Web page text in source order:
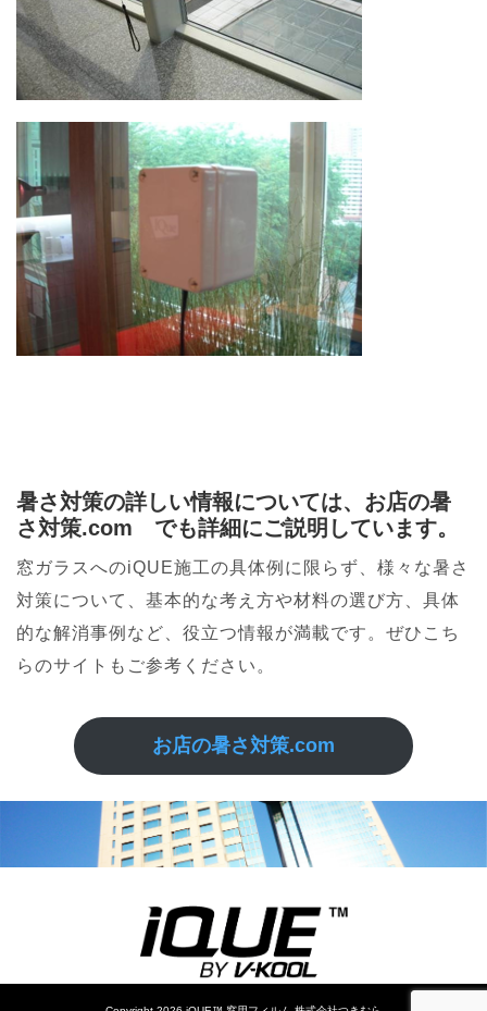
暑さ対策の詳しい情報については、お店の暑
さ対策.com でも詳細にご説明しています。
窓ガラスへのiQUE施工の具体例に限らず、様々な暑さ
対策について、基本的な考え方や材料の選び方、具体
的な解消事例など、役立つ情報が満載です。ぜひこち
らのサイトもご参考ください。
お店の暑さ対策.com